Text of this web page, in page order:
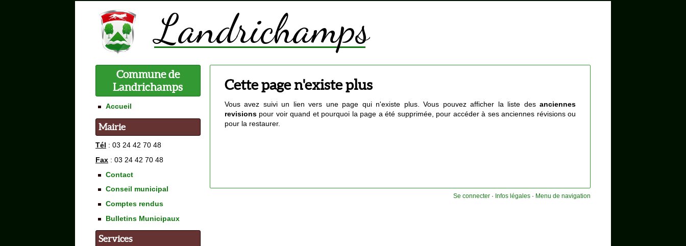
Commune de
Landrichamps
Accueil
Mairie
Tél : 03 24 42 70 48
Fax : 03 24 42 70 48
Contact
Conseil municipal
Comptes rendus
Bulletins Municipaux
Services
Cette page n'existe plus
Vous avez suivi un lien vers une page qui n'existe plus. Vous pouvez afficher la liste des anciennes
revisions pour voir quand et pourquoi la page a été supprimée, pour accéder à ses anciennes révisions ou
pour la restaurer.
Se connecter · Infos légales · Menu de navigation